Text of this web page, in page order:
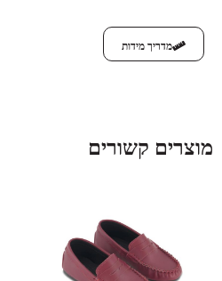
מדריך מידות
מוצרים קשורים